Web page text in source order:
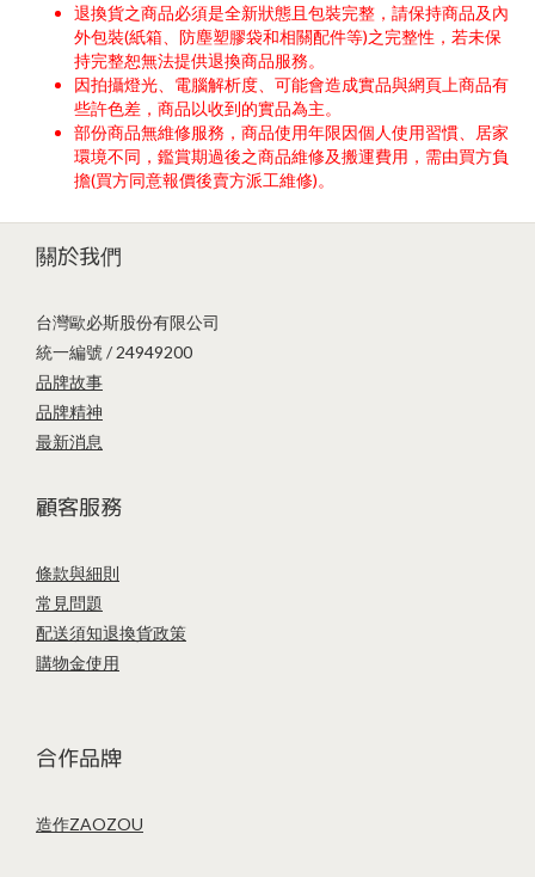
退換貨之商品必須是全新狀態且包裝完整，請保持商品及內
外包裝(紙箱、防塵塑膠袋和相關配件等)之完整性，若未保
持完整恕無法提供退換商品服務。
因拍攝燈光、電腦解析度、可能會造成實品與網頁上商品有
些許色差，商品以收到的實品為主。
部份商品無維修服務，商品使用年限因個人使用習慣、居家
環境不同，鑑賞期過後之商品維修及搬運費用，需由買方負
擔(買方同意報價後賣方派工維修)。
關於我們
台灣歐必斯股份有限公司
統一編號 / 24949200
品牌故事
品牌精神
最新消息
顧客服務
條款與細則
常見問題
配送須知退換貨政策
購物金使用
合作品牌
造作ZAOZOU